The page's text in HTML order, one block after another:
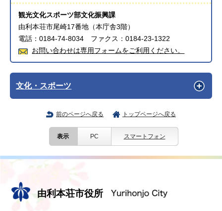
観光文化スポーツ部文化振興課
由利本荘市尾崎17番地（本庁舎3階）
電話：0184-74-8034 ファクス：0184-23-1322
お問い合わせは専用フォームをご利用ください。
文化・スポーツ
前のページへ戻る トップページへ戻る
表示 PC スマートフォン
由利本荘市役所